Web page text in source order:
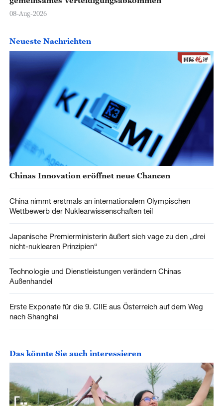
08-Aug-2026
Neueste Nachrichten
Chinas Innovation eröffnet neue Chancen
China nimmt erstmals an internationalem Olympischen
Wettbewerb der Nuklearwissenschaften teil
Japanische Premierministerin äußert sich vage zu den „drei
nicht-nuklearen Prinzipien“
Technologie und Dienstleistungen verändern Chinas
Außenhandel
Erste Exponate für die 9. CIIE aus Österreich auf dem Weg
nach Shanghai
Das könnte Sie auch interessieren